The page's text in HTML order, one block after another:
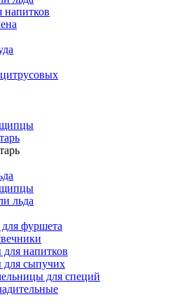
напитков
льда
фуршета
напитков
для сыпучих
для специй